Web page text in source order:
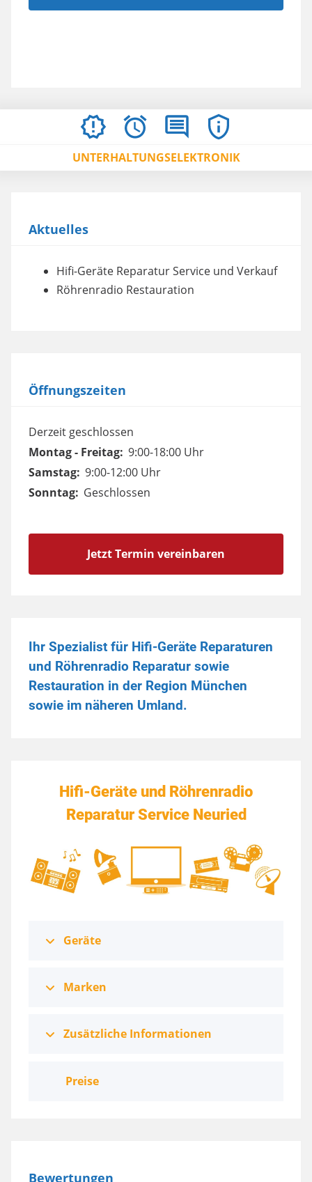
AKTUELLESÖFFNUNGSZEITEN
BEWERTUNGEN
IMPRESSUM
/
AGBS
UNTERHALTUNGSELEKTRONIK
Aktuelles
Hifi-Geräte Reparatur Service und Verkauf
Röhrenradio Restauration
Öffnungszeiten
Derzeit geschlossen
Montag - Freitag: 9:00-18:00 Uhr
Samstag: 9:00-12:00 Uhr
Sonntag: Geschlossen
Jetzt Termin vereinbaren
Ihr Spezialist für Hifi-Geräte Reparaturen
und Röhrenradio Reparatur sowie
Restauration in der Region München
sowie im näheren Umland.
Hifi-Geräte und Röhrenradio
Reparatur Service Neuried
Geräte
Marken
Zusätzliche Informationen
Preise
Bewertungen